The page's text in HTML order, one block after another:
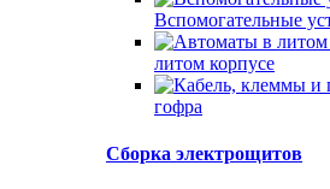
Вспомогательные
литом корпусе
гофра
Сборка электрощитов